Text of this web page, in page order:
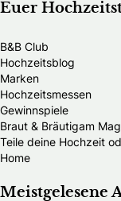
Euer
B&B Club
Hochzeitsblog
Marken
Hochzeitsmessen
Gewinnspiele
Braut & Bräutigam
Teile deine Hochzeit
Home
Meistgelesene